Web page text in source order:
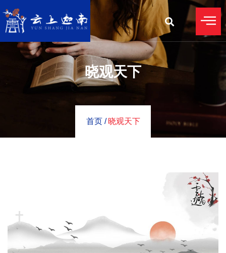
晓观天下
首页 / 晓观天下